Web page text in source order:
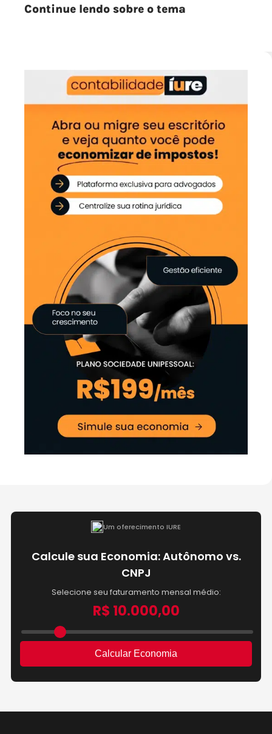
Continue lendo sobre o tema